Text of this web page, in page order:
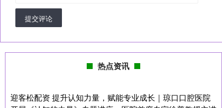
提交评论
热点资讯
迎客松配资 提升认知力量，赋能专业成长｜琼口口腔医院